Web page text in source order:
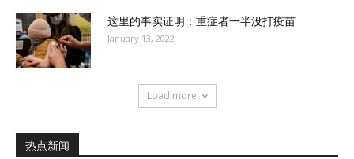
这里的事实证明：重症者一半没打疫苗
January 13, 2022
Load more
热点新闻